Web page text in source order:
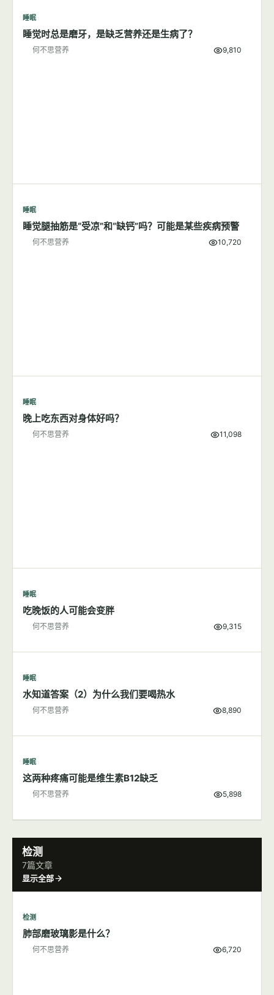
睡眠
睡觉时总是磨牙，是缺乏营养还是生病了？
何不思营养 9,810
睡眠
睡觉腿抽筋是“受凉”和“缺钙”吗？可能是某些疾病预警
何不思营养 10,720
睡眠
晚上吃东西对身体好吗？
何不思营养 11,098
睡眠
吃晚饭的人可能会变胖
何不思营养 9,315
睡眠
水知道答案（2）为什么我们要喝热水
何不思营养 8,890
睡眠
这两种疼痛可能是维生素B12缺乏
何不思营养 5,898
检测
7篇文章
显示全部
检测
肺部磨玻璃影是什么？
何不思营养 6,720